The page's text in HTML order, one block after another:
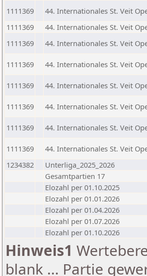
1111369 44. Internationales St. Veit
1111369
44. Internationales St. Veit
1111369
44. Internationales St. Veit
1111369 44. Internationales St. Veit
1111369 44. Internationales St. Veit
1111369 44. Internationales St. Veit
1111369 44. Internationales St. Veit
1111369 44. Internationales St. Veit
1234382
Unterliga_2025_2026
Gesamtpartien 17
Elozahl per 01.10.2025
Elozahl per 01.01.2026
Elozahl per 01.04.2026
Elozahl per 01.07.2026
Elozahl per 01.10.2026
Hinweis1
blank ... Partie